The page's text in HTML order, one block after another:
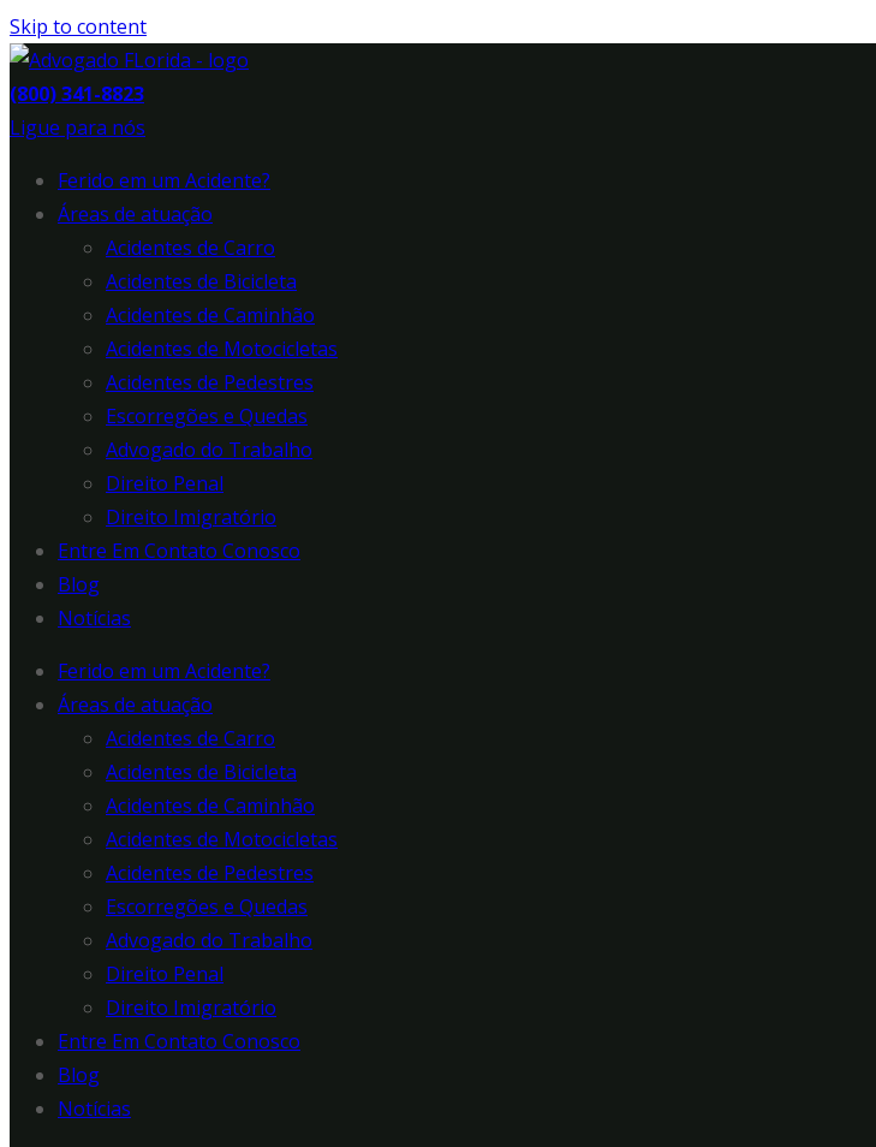
Skip to content
(800) 341-8823
Ligue para nós
Ferido em um Acidente?
Áreas de atuação
Acidentes de Carro
Acidentes de Bicicleta
Acidentes de Caminhão
Acidentes de Motocicletas
Acidentes de Pedestres
Escorregões e Quedas
Advogado do Trabalho
Direito Penal
Direito Imigratório
Entre Em Contato Conosco
Blog
Notícias
Ferido em um Acidente?
Áreas de atuação
Acidentes de Carro
Acidentes de Bicicleta
Acidentes de Caminhão
Acidentes de Motocicletas
Acidentes de Pedestres
Escorregões e Quedas
Advogado do Trabalho
Direito Penal
Direito Imigratório
Entre Em Contato Conosco
Blog
Notícias